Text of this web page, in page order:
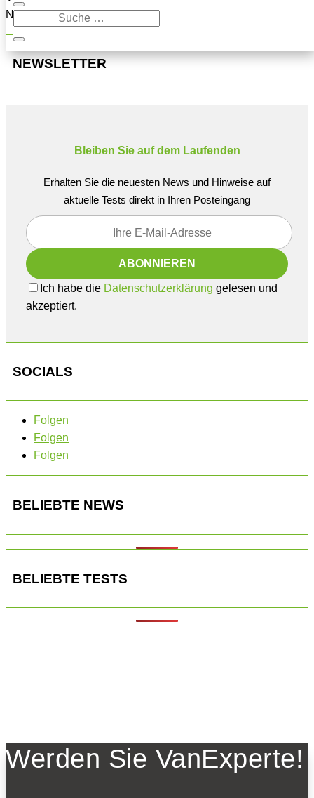
Navigation oben, um den Beitrag zu finden.
NEWSLETTER
Bleiben Sie auf dem Laufenden
Erhalten Sie die neuesten News und Hinweise auf
aktuelle Tests direkt in Ihren Posteingang
Ich habe die Datenschutzerklärung gelesen und
akzeptiert.
SOCIALS
Folgen
Folgen
Folgen
BELIEBTE NEWS
BELIEBTE TESTS
Werden Sie VanExperte!